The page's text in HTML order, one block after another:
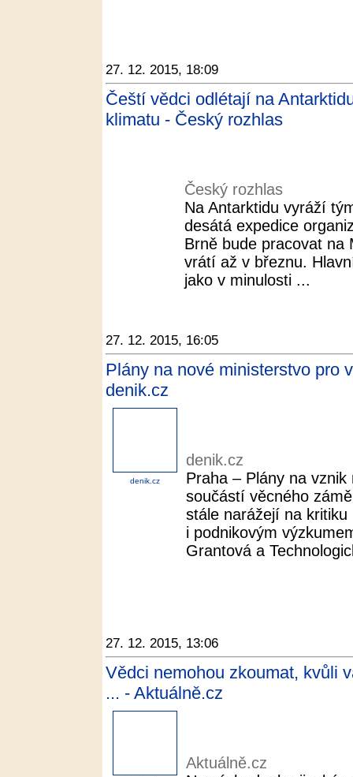
27. 12. 2015, 18:09
Čeští vědci odlétají na
klimatu - Český rozhlas
Český rozhlas
Na Antarktidu vyráží
desátá expedice
Brně bude pracovat na
vrátí až v březnu.
jako v minulosti ...
27. 12. 2015, 16:05
Plány na nové ministerstvo pro
denik.cz
denik.cz
denik.cz
Praha – Plány na
součástí věcného
stále narážejí na
i podnikovým
Grantová a
27. 12. 2015, 13:06
Vědci nemohou zkoumat, kvůli
... - Aktuálně.cz
Aktuálně.cz